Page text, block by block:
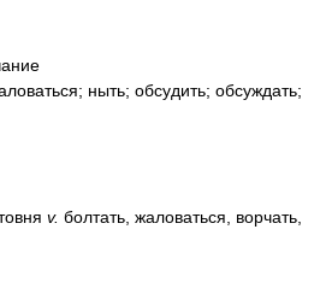
ныть; обсудить; обсуждать;
v. болтать, жаловаться, ворчать,